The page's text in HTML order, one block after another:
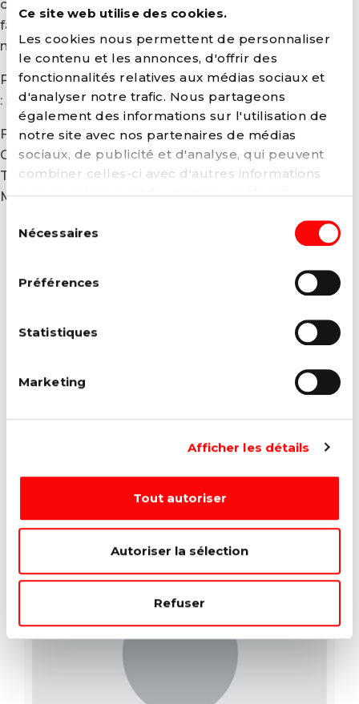
Ce site web utilise des cookies.
Les cookies nous permettent de personnaliser
le contenu et les annonces, d'offrir des
fonctionnalités relatives aux médias sociaux et
d'analyser notre trafic. Nous partageons
également des informations sur l'utilisation de
notre site avec nos partenaires de médias
sociaux, de publicité et d'analyse, qui peuvent
combiner celles-ci avec d'autres informations
services. Vous pouvez à tout moment modifier
politique
duNécessaires
Préférences
Statistiques
Marketing
Afficher les détails
Tout autoriser
Autoriser la sélection
Refuser
chère région n’est-ce pas la meilleure façon de la
faire grandir ? Au Parti socialiste, en tout cas, nous
nous y employons sans relâche.
Pour visiter notre site Internet
: https://www.brabant-wallon.ps.be/#/
Fédération de BRABANT WALLON :
Chaussée de Louvain 82 (1er étage) 1300 WAVRE
Tel : +32 (010) 243636
Mail :
BUREAU FÉDÉRATION BRABANT
Grogna